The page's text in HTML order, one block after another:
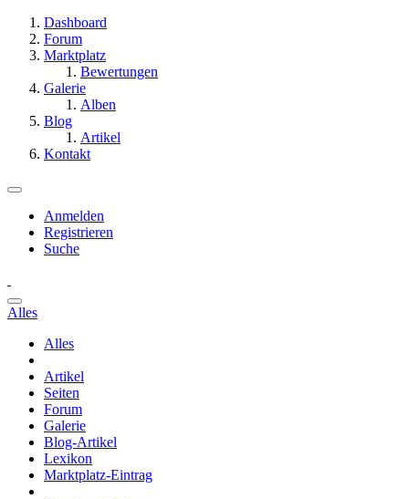
Dashboard
Forum
Marktplatz
Bewertungen
Galerie
Alben
Blog
Artikel
Kontakt
Anmelden
Registrieren
Suche
Alles
Alles
Artikel
Seiten
Forum
Galerie
Blog-Artikel
Lexikon
Marktplatz-Eintrag